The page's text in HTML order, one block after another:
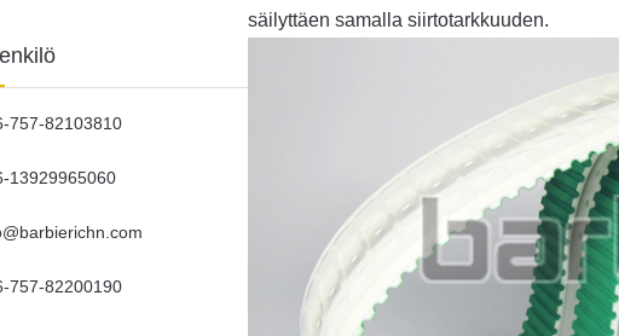
säilyttäen samalla siirtotarkkuuden.
757-82103810
13929965060
757-82200190